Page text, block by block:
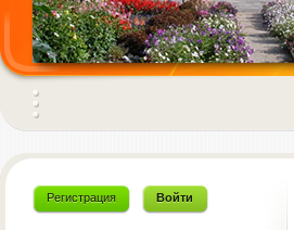
Регистрация Войти